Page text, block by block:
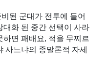
된 군대가 전투에 들어
화 된 중간 선택이 사라
면 패배요, 적을 무찌르
사느냐의 종말론적 자세